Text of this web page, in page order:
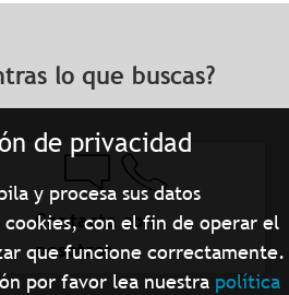
de privacidad
y procesa sus datos
cookies, con el fin de operar el
que funcione correctamente.
por favor lea nuestra política
lo que buscas?
Contacta con
nosotros